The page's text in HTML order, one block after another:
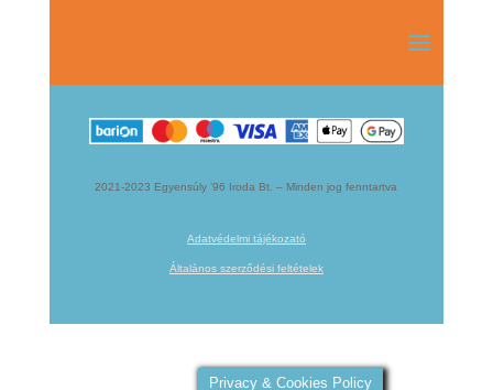
2021-2023 Egyensúly ’96 Iroda Bt. – Minden jog fenntartva
Adatvédelmi tájékozató
Általános szerződési feltételek
Privacy & Cookies Policy